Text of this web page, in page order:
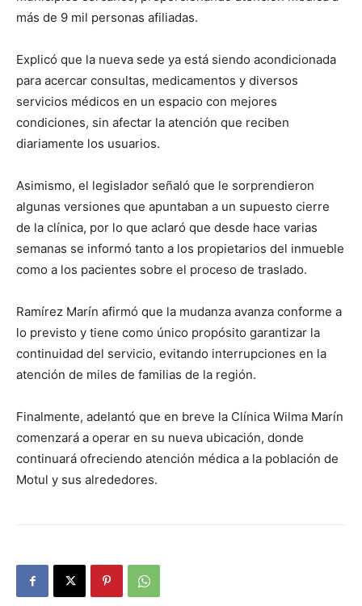
más de 9 mil personas afiliadas.
Explicó que la nueva sede ya está siendo acondicionada
para acercar consultas, medicamentos y diversos
servicios médicos en un espacio con mejores
condiciones, sin afectar la atención que reciben
diariamente los usuarios.
Asimismo, el legislador señaló que le sorprendieron
algunas versiones que apuntaban a un supuesto cierre
de la clínica, por lo que aclaró que desde hace varias
semanas se informó tanto a los propietarios del inmueble
como a los pacientes sobre el proceso de traslado.
Ramírez Marín afirmó que la mudanza avanza conforme a
lo previsto y tiene como único propósito garantizar la
continuidad del servicio, evitando interrupciones en la
atención de miles de familias de la región.
Finalmente, adelantó que en breve la Clínica Wilma Marín
comenzará a operar en su nueva ubicación, donde
continuará ofreciendo atención médica a la población de
Motul y sus alrededores.